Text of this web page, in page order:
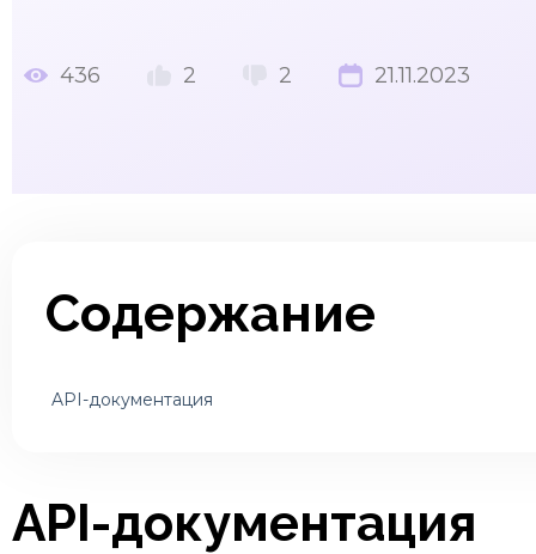
436 2 2 21.11.2023
Содержание
API-документация
API-документация